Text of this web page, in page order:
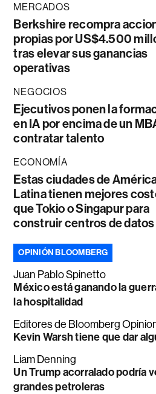
MERCADOS
Berkshire recompra
propias por US$4.500
tras elevar sus ganancias
operativas
NEGOCIOS
Ejecutivos ponen la
en IA por encima de un
contratar talento
ECONOMÍA
Estas ciudades de
Latina tienen mejores
que Tokio o Singapur para
construir centros de datos
OPINIÓN BLOOMBERG
Juan Pablo Spinetto
México está ganando la
la hospitalidad
Editores de Bloomberg
Kevin Warsh tiene que dar
Liam Denning
Un Trump acorralado podría
grandes petroleras